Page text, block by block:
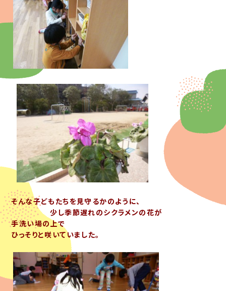
そんな子どもたちを見守るかのように、
少し季節遅れのシクラメンの花が
手洗い場の上で
ひっそりと咲いていました。